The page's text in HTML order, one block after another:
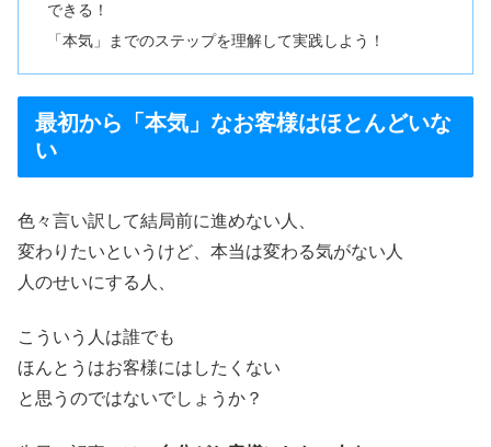
できる！
「本気」までのステップを理解して実践しよう！
最初から「本気」なお客様はほとんどいな
い
色々言い訳して結局前に進めない人、
変わりたいというけど、本当は変わる気がない人
人のせいにする人、
こういう人は誰でも
ほんとうはお客様にはしたくない
と思うのではないでしょうか？